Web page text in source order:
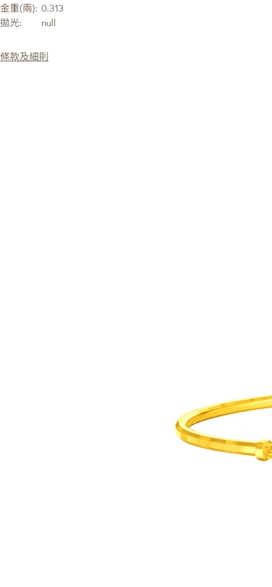
金重(兩): 0.313
拋光:
null
條款及細則